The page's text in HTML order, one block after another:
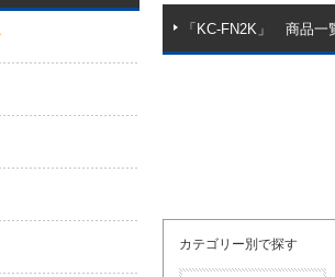
「KC-FN2K」 商品一
カテゴリー別で探す